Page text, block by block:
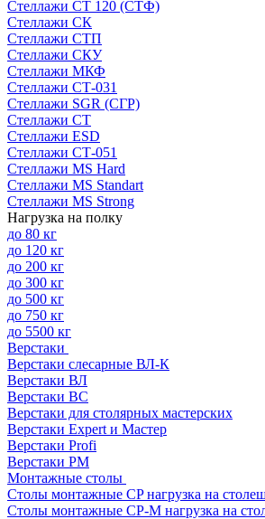
Стеллажи СТ 120 (СТФ)
Стеллажи СК
Стеллажи СТП
Стеллажи СКУ
Стеллажи МКФ
Стеллажи СТ-031
Стеллажи SGR (СГР)
Стеллажи СТ
Стеллажи ESD
Стеллажи СТ-051
Стеллажи MS Hard
Стеллажи MS Standart
Стеллажи MS Strong
Нагрузка на полку
до 80 кг
до 120 кг
до 200 кг
до 300 кг
до 500 кг
до 750 кг
до 5500 кг
Верстаки
Верстаки слесарные ВЛ-К
Верстаки ВЛ
Верстаки ВС
Верстаки для столярных мастерских
Верстаки Expert и Мастер
Верстаки Profi
Верстаки РМ
Монтажные столы
Столы монтажные СP нагрузка на
Столы монтажные СР-М нагрузка на